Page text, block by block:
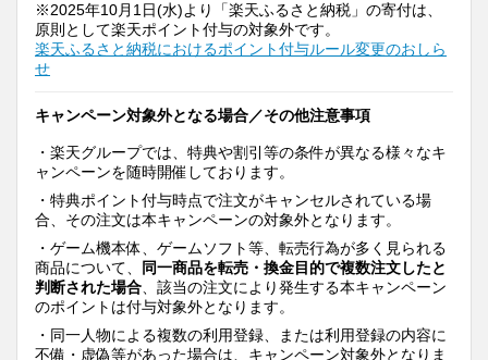
※2025年10月1日(水)より「楽天ふるさと納税」の寄付は、
原則として楽天ポイント付与の対象外です。
楽天ふるさと納税におけるポイント付与ルール変更のおしら
せ
キャンペーン対象外となる場合／その他注意事項
・楽天グループでは、特典や割引等の条件が異なる様々なキ
ャンペーンを随時開催しております。
・特典ポイント付与時点で注文がキャンセルされている場
合、その注文は本キャンペーンの対象外となります。
・ゲーム機本体、ゲームソフト等、転売行為が多く見られる
商品について、
同一商品を転売・換金目的で複数注文したと
判断された場合、該当の注文により発生する本キャンペーン
のポイントは付与対象外となります。
・同一人物による複数の利用登録、または利用登録の内容に
不備・虚偽等があった場合は、キャンペーン対象外となりま